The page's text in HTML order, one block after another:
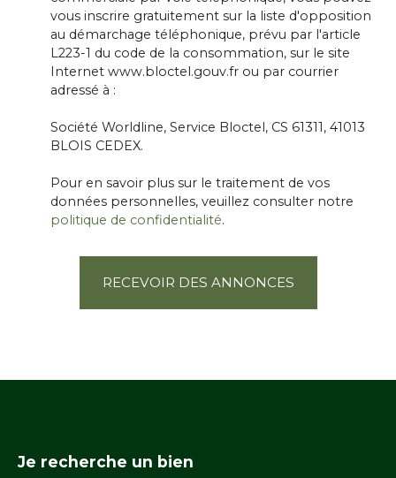
vous inscrire gratuitement sur la liste d'opposition
au démarchage téléphonique, prévu par l'article
L223-1 du code de la consommation, sur le site
Internet www.bloctel.gouv.fr ou par courrier
adressé à :
Société Worldline, Service Bloctel, CS 61311, 41013
BLOIS CEDEX.
Pour en savoir plus sur le traitement de vos
données personnelles, veuillez consulter notre
politique de confidentialité.
RECEVOIR DES ANNONCES
Je recherche un bien